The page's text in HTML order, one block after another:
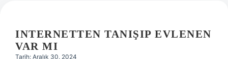
Hakkımızda
INTERNETTEN TANIŞIP EVLENEN
VAR MI
Tarih: Aralık 30, 2024